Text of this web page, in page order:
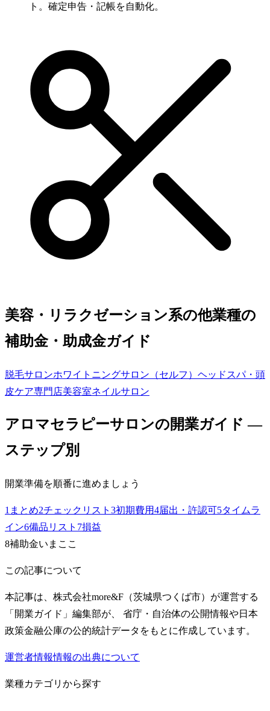
ト。確定申告・記帳を自動化。
美容・リラクゼーション系の他業種の
補助金・助成金ガイド
脱毛サロンホワイトニングサロン（セルフ） ヘッドスパ・頭
皮ケア専門店美容室ネイルサロン
アロマセラピーサロンの開業ガイド —
ステップ別
開業準備を順番に進めましょう
1 まとめ2チェックリスト 3初期費用4届出・許認可5タイムラ
イン6備品リスト 7損益
8補助金いまここ
この記事について
本記事は、株式会社more&F（茨城県つくば市）が運営する
「開業ガイド」編集部が、 省庁・自治体の公開情報や日本
政策金融公庫の公的統計データをもとに作成しています。
運営者情報情報の出典について
業種カテゴリから探す